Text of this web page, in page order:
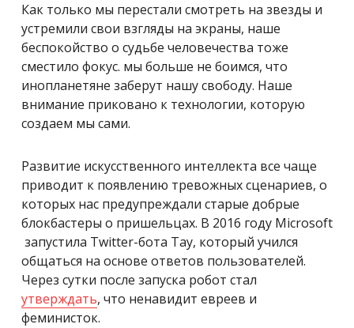
Как только мы перестали смотреть на звезды и
устремили свои взгляды на экраны, наше
беспокойство о судьбе человечества тоже
сместило фокус. мы больше не боимся, что
инопланетяне заберут нашу свободу. Наше
внимание приковано к технологии, которую
создаем мы сами.
Развитие искусственного интеллекта все чаще
приводит к появлению тревожных сценариев, о
которых нас предупреждали старые добрые
блокбастеры о пришельцах. В 2016 году Microsoft
запустила Twitter-бота Тау, который учился
общаться на основе ответов пользователей.
Через сутки после запуска робот стал
утверждать, что ненавидит евреев и
феминисток.